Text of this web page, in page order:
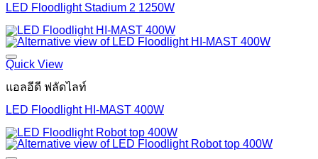
LED Floodlight Stadium 2 1250W
Quick View
แอลอีดี ฟลัดไลท์
LED Floodlight HI-MAST 400W